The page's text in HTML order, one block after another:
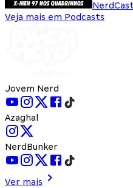
Veja mais em Podcasts
Jovem Nerd
Azaghal
NerdBunker
Ver mais